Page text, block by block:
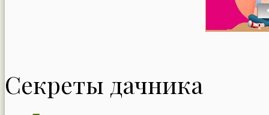
Секреты дачника